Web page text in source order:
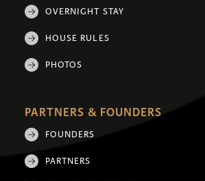
OVERNIGHT STAY
HOUSE RULES
PHOTOS
PARTNERS & FOUNDERS
FOUNDERS
PARTNERS